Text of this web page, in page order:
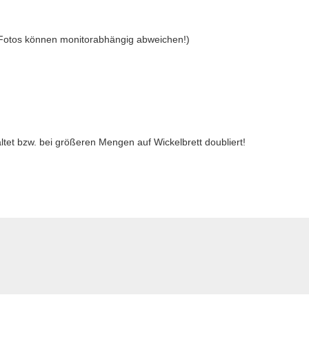
können monitorabhängig abweichen!)
bzw. bei größeren Mengen auf Wickelbrett doubliert!